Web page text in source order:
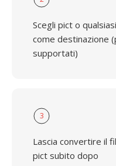
Scegli pict o
come destinazione
supportati)
3
Lascia convertire il
pict subito dopo